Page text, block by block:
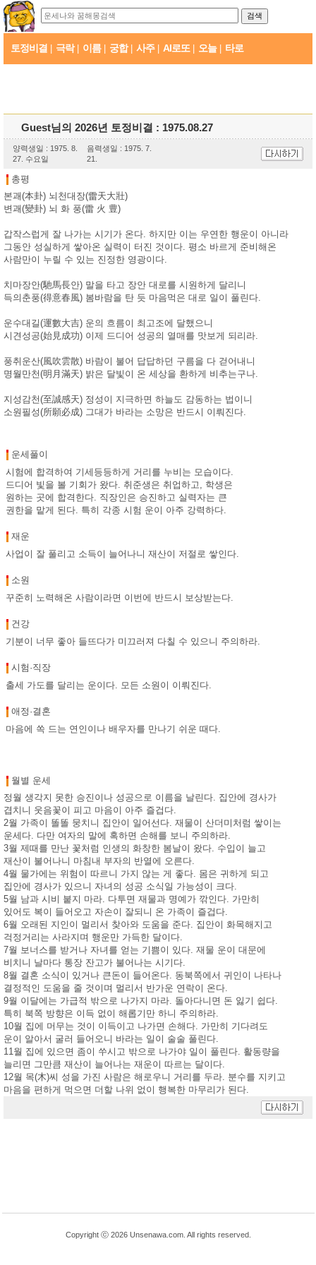
토정비결 극락 이름 궁합 사주 AI로또 오늘 타로
Guest님의 2026년 토정비결 : 1975.08.27
양력생일 : 1975. 8.
27. 수요일
음력생일 : 1975. 7.
21.
총평
본괘(本卦) 뇌천대장(雷天大壯)
변괘(變卦) 뇌 화 풍(雷 火 豊)
갑작스럽게 잘 나가는 시기가 온다. 하지만 이는 우연한 행운이 아니라
그동안 성실하게 쌓아온 실력이 터진 것이다. 평소 바르게 준비해온
사람만이 누릴 수 있는 진정한 영광이다.
치마장안(馳馬長안) 말을 타고 장안 대로를 시원하게 달리니
득의춘풍(得意春風) 봄바람을 탄 듯 마음먹은 대로 일이 풀린다.
운수대길(運數大吉) 운의 흐름이 최고조에 달했으니
시견성공(始見成功) 이제 드디어 성공의 열매를 맛보게 되리라.
풍취운산(風吹雲散) 바람이 불어 답답하던 구름을 다 걷어내니
명월만천(明月滿天) 밝은 달빛이 온 세상을 환하게 비추는구나.
지성감천(至誠感天) 정성이 지극하면 하늘도 감동하는 법이니
소원필성(所願必成) 그대가 바라는 소망은 반드시 이뤄진다.
운세풀이
시험에 합격하여 기세등등하게 거리를 누비는 모습이다.
드디어 빛을 볼 기회가 왔다. 취준생은 취업하고, 학생은
원하는 곳에 합격한다. 직장인은 승진하고 실력자는 큰
권한을 맡게 된다. 특히 각종 시험 운이 아주 강력하다.
재운
사업이 잘 풀리고 소득이 늘어나니 재산이 저절로 쌓인다.
소원
꾸준히 노력해온 사람이라면 이번에 반드시 보상받는다.
건강
기분이 너무 좋아 들뜨다가 미끄러져 다칠 수 있으니 주의하라.
시험·직장
출세 가도를 달리는 운이다. 모든 소원이 이뤄진다.
애정·결혼
마음에 쏙 드는 연인이나 배우자를 만나기 쉬운 때다.
월별 운세
정월 생각지 못한 승진이나 성공으로 이름을 날린다. 집안에 경사가
겹치니 웃음꽃이 피고 마음이 아주 즐겁다.
2월 가족이 똘똘 뭉치니 집안이 일어선다. 재물이 산더미처럼 쌓이는
운세다. 다만 여자의 말에 혹하면 손해를 보니 주의하라.
3월 제때를 만난 꽃처럼 인생의 화창한 봄날이 왔다. 수입이 늘고
재산이 불어나니 마침내 부자의 반열에 오른다.
4월 물가에는 위험이 따르니 가지 않는 게 좋다. 몸은 귀하게 되고
집안에 경사가 있으니 자녀의 성공 소식일 가능성이 크다.
5월 남과 시비 붙지 마라. 다투면 재물과 명예가 깎인다. 가만히
있어도 복이 들어오고 자손이 잘되니 온 가족이 즐겁다.
6월 오래된 지인이 멀리서 찾아와 도움을 준다. 집안이 화목해지고
걱정거리는 사라지며 행운만 가득한 달이다.
7월 보너스를 받거나 자녀를 얻는 기쁨이 있다. 재물 운이 대문에
비치니 날마다 통장 잔고가 불어나는 시기다.
8월 결혼 소식이 있거나 큰돈이 들어온다. 동북쪽에서 귀인이 나타나
결정적인 도움을 줄 것이며 멀리서 반가운 연락이 온다.
9월 이달에는 가급적 밖으로 나가지 마라. 돌아다니면 돈 잃기 쉽다.
특히 북쪽 방향은 이득 없이 해롭기만 하니 주의하라.
10월 집에 머무는 것이 이득이고 나가면 손해다. 가만히 기다려도
운이 알아서 굴러 들어오니 바라는 일이 술술 풀린다.
11월 집에 있으면 좀이 쑤시고 밖으로 나가야 일이 풀린다. 활동량을
늘리면 그만큼 재산이 늘어나는 재운이 따르는 달이다.
12월 목(木)씨 성을 가진 사람은 해로우니 거리를 두라. 분수를 지키고
마음을 편하게 먹으면 더할 나위 없이 행복한 마무리가 된다.
Copyright ⓒ 2026 Unsenawa.com. All rights reserved.